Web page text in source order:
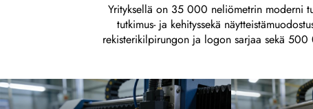
Yrityksellä on 35 000 neliömetrin moderni
tutkimus- ja kehityssekä
rekisterikilpirungon ja logon sarjaa sekä